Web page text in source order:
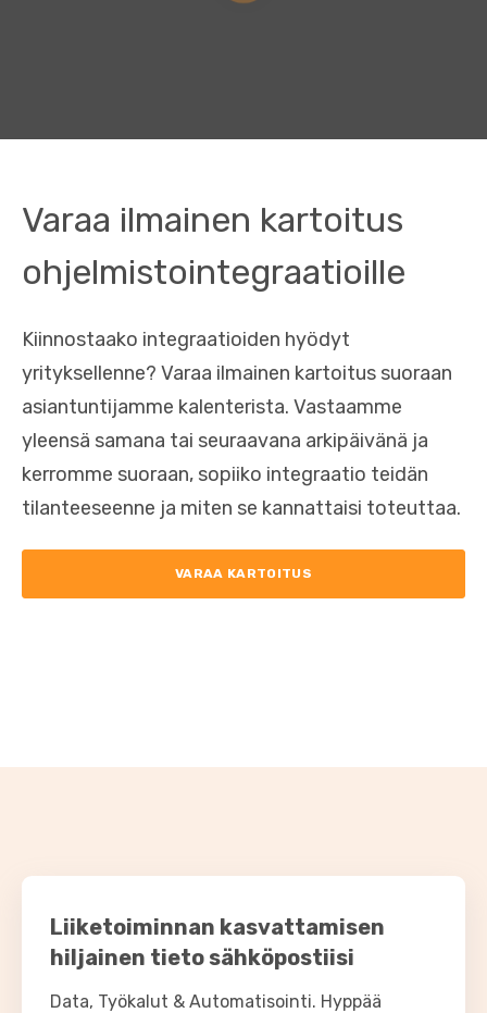
Varaa ilmainen kartoitus
ohjelmistointegraatioille
Kiinnostaako integraatioiden hyödyt
yrityksellenne? Varaa ilmainen kartoitus suoraan
asiantuntijamme kalenterista. Vastaamme
yleensä samana tai seuraavana arkipäivänä ja
kerromme suoraan, sopiiko integraatio teidän
tilanteeseenne ja miten se kannattaisi toteuttaa.
VARAA KARTOITUS
Liiketoiminnan kasvattamisen
hiljainen tieto sähköpostiisi
Data, Työkalut & Automatisointi. Hyppää